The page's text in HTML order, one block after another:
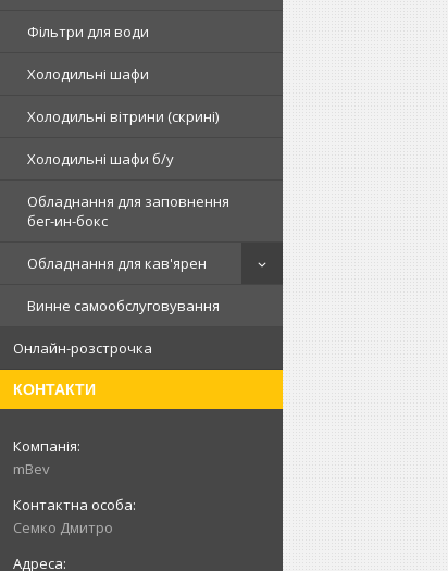
Фільтри для води
Холодильні шафи
Холодильні вітрини (скрині)
Холодильні шафи б/у
Обладнання для заповнення
бег-ин-бокс
Обладнання для кав'ярен
Винне самообслуговування
Онлайн-розстрочка
КОНТАКТИ
mBev
Cемко Дмитро